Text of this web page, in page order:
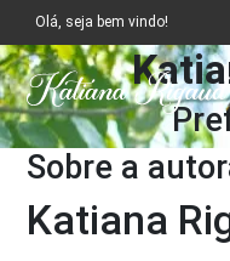
Olá, seja bem vindo!
Sobre a
Katiana